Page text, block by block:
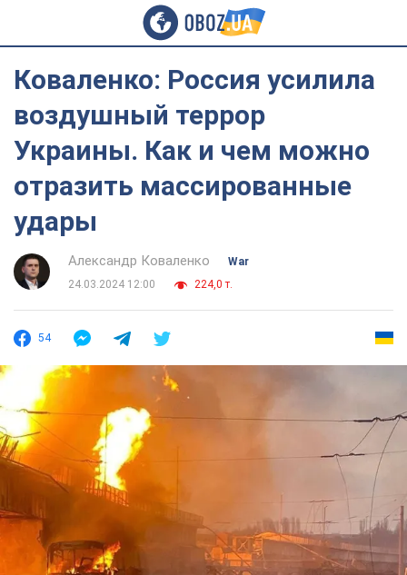
Коваленко: Россия усилила
воздушный террор
Украины. Как и чем можно
отразить массированные
удары
Александр Коваленко
War
24.03.2024 12:00
224,0 т.
54